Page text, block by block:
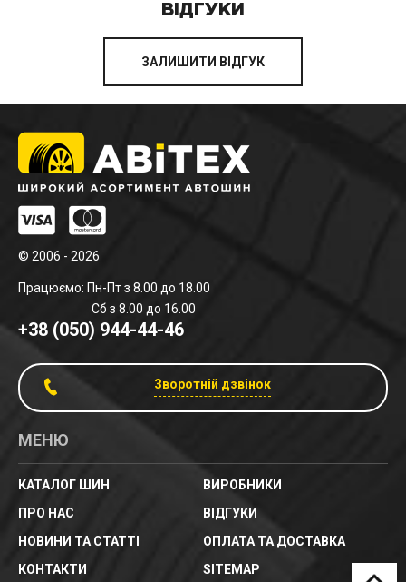
ВІДГУКИ
ЗАЛИШИТИ ВІДГУК
© 2006 - 2026
Працюємо: Пн-Пт з 8.00 до 18.00
Сб з 8.00 до 16.00
+38 (050) 944-44-46
Зворотній дзвінок
МЕНЮ
КАТАЛОГ ШИН
ВИРОБНИКИ
ПРО НАС
ВІДГУКИ
НОВИНИ ТА СТАТТІ
ОПЛАТА ТА ДОСТАВКА
КОНТАКТИ
SITEMAP